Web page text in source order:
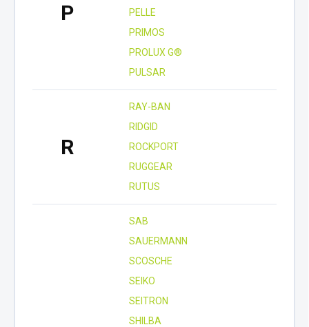
P
PELLE
PRIMOS
PROLUX G®
PULSAR
R
RAY-BAN
RIDGID
ROCKPORT
RUGGEAR
RUTUS
SAB
SAUERMANN
SCOSCHE
SEIKO
SEITRON
SHILBA